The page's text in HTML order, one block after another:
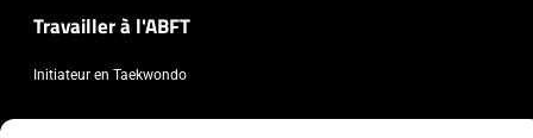
Travailler à l'ABFT
Initiateur en Taekwondo